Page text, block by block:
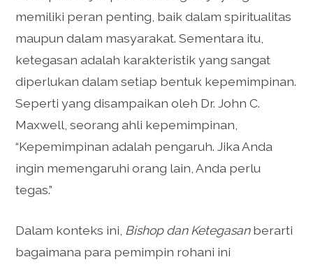
memiliki peran penting, baik dalam spiritualitas
maupun dalam masyarakat. Sementara itu,
ketegasan adalah karakteristik yang sangat
diperlukan dalam setiap bentuk kepemimpinan.
Seperti yang disampaikan oleh Dr. John C.
Maxwell, seorang ahli kepemimpinan,
“Kepemimpinan adalah pengaruh. Jika Anda
ingin memengaruhi orang lain, Anda perlu
tegas.”
Dalam konteks ini, Bishop dan Ketegasanberarti
bagaimana para pemimpin rohani ini